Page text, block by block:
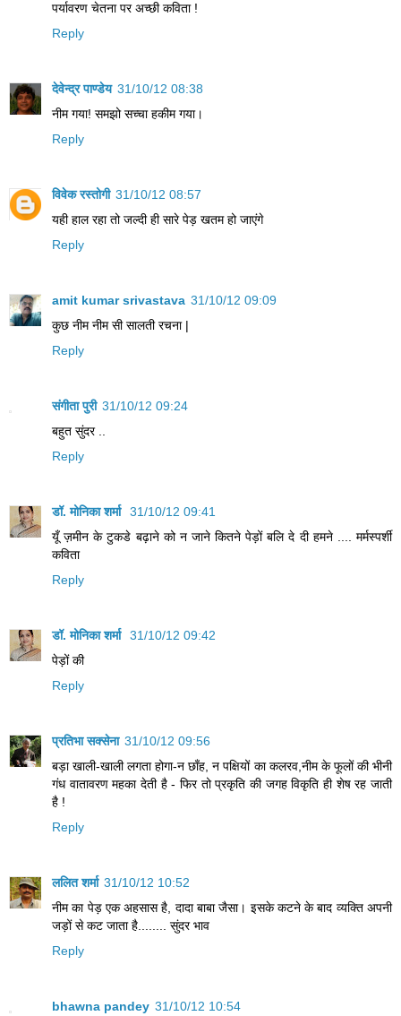
पर्यावरण चेतना पर अच्छी कविता !
Reply
देवेन्द्र पाण्डेय 31/10/12 08:38
नीम गया! समझो सच्चा हकीम गया।
Reply
विवेक रस्तोगी 31/10/12 08:57
यही हाल रहा तो जल्दी ही सारे पेड़ खतम हो जाएंगे
Reply
amit kumar srivastava 31/10/12 09:09
कुछ नीम नीम सी सालती रचना |
Reply
संगीता पुरी 31/10/12 09:24
बहुत सुंदर ..
Reply
डॉ. मोनिका शर्मा 31/10/12 09:41
यूँ ज़मीन के टुकडे बढ़ाने को न जाने कितने पेड़ों बलि दे दी हमने .... मर्मस्पर्शी
कविता
Reply
डॉ. मोनिका शर्मा 31/10/12 09:42
पेड़ों की
Reply
प्रतिभा सक्सेना 31/10/12 09:56
बड़ा खाली-खाली लगता होगा-न छाँह, न पक्षियों का कलरव,नीम के फूलों की भीनी
गंध वातावरण महका देती है - फिर तो प्रकृति की जगह विकृति ही शेष रह जाती
है !
Reply
ललित शर्मा 31/10/12 10:52
नीम का पेड़ एक अहसास है, दादा‍ बाबा जैसा। इसके कटने के बाद व्यक्ति अपनी
जड़ों से कट जाता है........ सुंदर भाव
Reply
bhawna pandey 31/10/12 10:54